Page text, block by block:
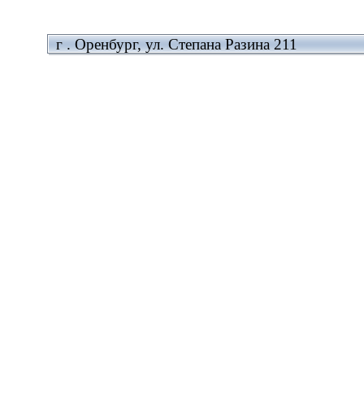
г . Оренбург, ул. Степана Разина 211